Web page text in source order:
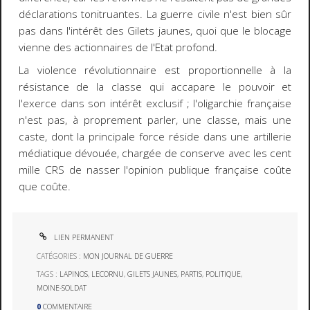
déclarations tonitruantes. La guerre civile n'est bien sûr
pas dans l'intérêt des Gilets jaunes, quoi que le blocage
vienne des actionnaires de l'Etat profond.
La violence révolutionnaire est proportionnelle à la
résistance de la classe qui accapare le pouvoir et
l'exerce dans son intérêt exclusif ; l'oligarchie française
n'est pas, à proprement parler, une classe, mais une
caste, dont la principale force réside dans une artillerie
médiatique dévouée, chargée de conserve avec les cent
mille CRS de nasser l'opinion publique française coûte
que coûte.
LIEN PERMANENT
CATÉGORIES : MON JOURNAL DE GUERRE
TAGS : LAPINOS, LECORNU,GILETS JAUNES, PARTIS, POLITIQUE,
MOINE-SOLDAT
0 COMMENTAIRE